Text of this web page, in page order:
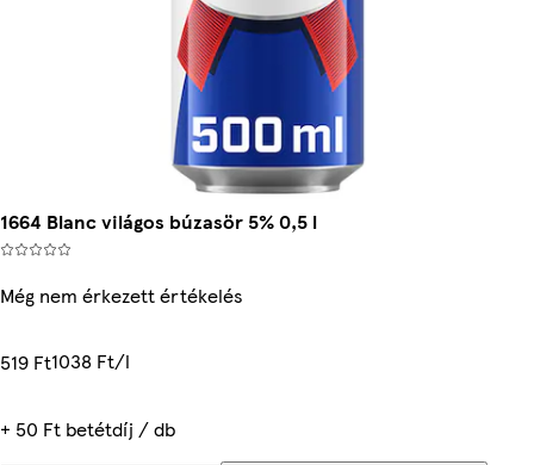
1664 Blanc világos búzasör 5% 0,5 l
Még nem érkezett értékelés
519 Ft1038 Ft/l
+ 50 Ft betétdíj / db